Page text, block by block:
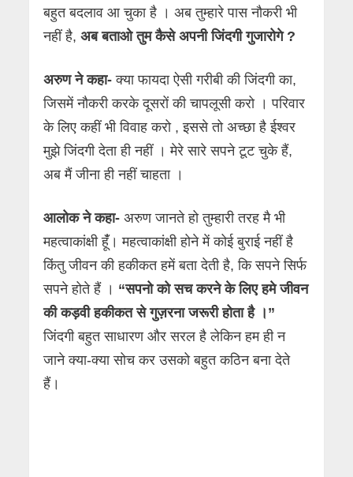
बहुत बदलाव आ चुका है । अब तुम्हारे पास नौकरी भी
नहीं है,अब बताओ तुम कैसे अपनी जिंदगी गुजारोगे ?
अरुण ने कहा- क्या फायदा ऐसी गरीबी की जिंदगी का,
जिसमें नौकरी करके दूसरों की चापलूसी करो । परिवार
के लिए कहीं भी विवाह करो , इससे तो अच्छा है ईश्वर
मुझे जिंदगी देता ही नहीं । मेरे सारे सपने टूट चुके हैं,
अब मैं जीना ही नहीं चाहता ।
आलोक ने कहा- अरुण जानते हो तुम्हारी तरह मै भी
महत्वाकांक्षी हूंँ। महत्वाकांक्षी होने में कोई बुराई नहीं है
किंतु जीवन की हकीकत हमें बता देती है, कि सपने सिर्फ
सपने होते हैं । “सपनो को सच करने के लिए हमे जीवन
की कड़वी हकीकत से गुज़रना जरूरी होता है ।”
जिंदगी बहुत साधारण और सरल है लेकिन हम ही न
जाने क्या-क्या सोच कर उसको बहुत कठिन बना देते
हैं।